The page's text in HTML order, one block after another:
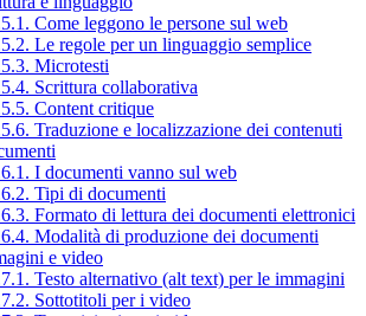
Come leggono le persone sul web
Le regole per un linguaggio semplice
Microtesti
Scrittura collaborativa
Content critique
Traduzione e localizzazione dei contenuti
I documenti vanno sul web
Tipi di documenti
Formato di lettura dei documenti elettronici
Modalità di produzione dei documenti
e video
Testo alternativo (alt text) per le immagini
Sottotitoli per i video